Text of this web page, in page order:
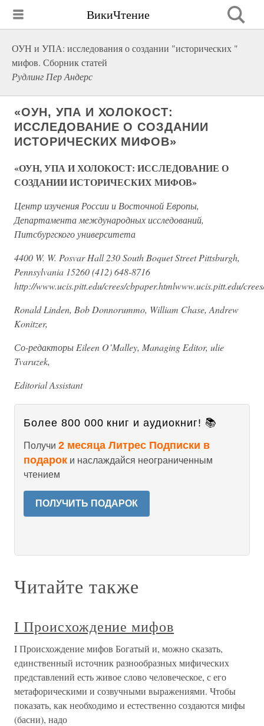
ВикиЧтение
ОУН и УПА: исследования о создании "исторических "
мифов. Сборник статей
Рудлинг Пер Андерс
«ОУН, УПА И ХОЛОКОСТ:
ИССЛЕДОВАНИЕ О СОЗДАНИИ
ИСТОРИЧЕСКИХ МИФОВ»
«ОУН, УПА И ХОЛОКОСТ: ИССЛЕДОВАНИЕ О
СОЗДАНИИ ИСТОРИЧЕСКИХ МИФОВ»
Центр изучения России и Восточной Европы,
Департамента международных исследований,
Питсбургского университета
4400 W. W. Posvar Hall 230 South Boquet Street Pittsburgh,
Pennsylvania 15260 (412) 648-8716
http://www.ucis.pitt.edu/crees/cbpaper.htmlwww.ucis.pitt.edu/
Ronald Linden, Bob Donnorummo, William Chase, Andrew
Konitzer,
Со-редакторы Eileen O’Malley, Managing Editor, ulie
Tvaruzek,
Editorial Assistant
Более 800 000 книг и аудиокниг! 📚
Получи 2 месяца Литрес Подписки в
подарок и наслаждайся неограниченным
чтением
ПОЛУЧИТЬ ПОДАРОК
Читайте также
I Происхождение мифов
I Происхождение мифов Богатый и, можно сказать,
единственный источник разнообразных мифических
представлений есть живое слово человеческое, с его
метафорическими и созвучными выражениями. Чтобы
показать, как необходимо и естественно создаются мифы
(басни), надо